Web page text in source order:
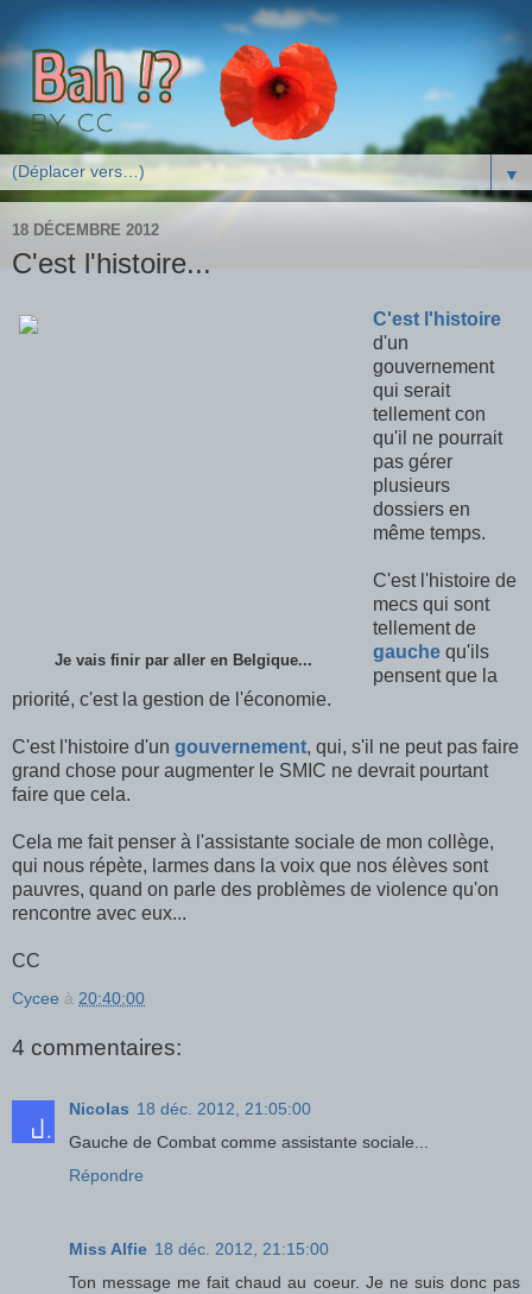
▼
18 DÉCEMBRE 2012
C'est l'histoire...
Je vais finir par aller en Belgique...
C'est l'histoire
d'un
gouvernement
qui serait
tellement con
qu'il ne pourrait
pas gérer
plusieurs
dossiers en
même temps.
C'est l'histoire de
mecs qui sont
tellement de
gauchequ'ils
pensent que la
priorité, c'est la gestion de l'économie.
C'est l'histoire d'un gouvernement, qui, s'il ne peut pas faire
grand chose pour augmenter le SMIC ne devrait pourtant
faire que cela.
Cela me fait penser à l'assistante sociale de mon collège,
qui nous répète, larmes dans la voix que nos élèves sont
pauvres, quand on parle des problèmes de violence qu'on
rencontre avec eux...
CC
Cycee à 20:40:00
4 commentaires:
Nicolas 18 déc. 2012, 21:05:00
Gauche de Combat comme assistante sociale...
Répondre
Miss Alfie 18 déc. 2012, 21:15:00
Ton message me fait chaud au coeur. Je ne suis donc pas